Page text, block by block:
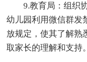
9.教育局：组织协
幼儿园利用微信群发
放规定，使其了解熟
取家长的理解和支持。